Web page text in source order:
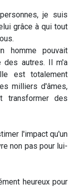
je suis
grâce à qui tout
homme pouvait
des autres. Il m'a
est totalement
milliers d'âmes,
transformer des
l'impact qu'un
non pas pour lui-
heureux pour